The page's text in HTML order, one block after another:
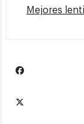
Mejores